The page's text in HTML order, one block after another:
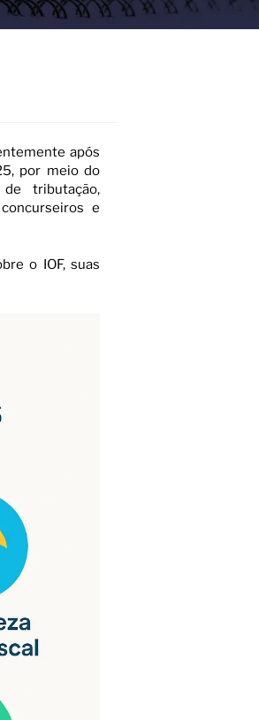
após
por meio do
tributação,
e
o IOF, suas